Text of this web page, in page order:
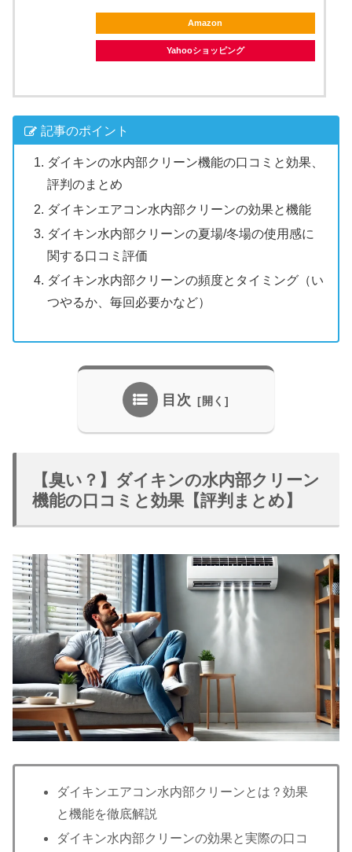
Amazon
Yahooショッピング
記事のポイント
ダイキンの水内部クリーン機能の口コミと効果、
評判のまとめ
ダイキンエアコン水内部クリーンの効果と機能
ダイキン水内部クリーンの夏場/冬場の使用感に
関する口コミ評価
ダイキン水内部クリーンの頻度とタイミング（い
つやるか、毎回必要かなど）
目次
【臭い？】ダイキンの水内部クリーン
機能の口コミと効果【評判まとめ】
ダイキンエアコン水内部クリーンとは？効果
と機能を徹底解説
ダイキン水内部クリーンの効果と実際の口コ